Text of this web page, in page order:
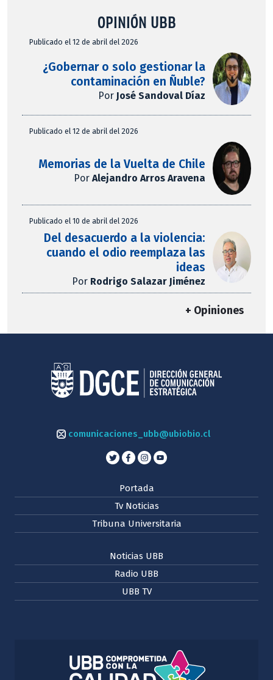
OPINIÓN UBB
Publicado el 12 de abril del 2026
¿Gobernar o solo gestionar la
contaminación en Ñuble?
Por José Sandoval Díaz
Publicado el 12 de abril del 2026
Memorias de la Vuelta de Chile
PorAlejandro Arros Aravena
Publicado el 10 de abril del 2026
Del desacuerdo a la violencia:
cuando el odio reemplaza las
ideas
Por Rodrigo Salazar Jiménez
+ Opiniones
comunicaciones_ubb@ubiobio.cl
Portada
Tv Noticias
Tribuna Universitaria
Noticias UBB
Radio UBB
UBB TV